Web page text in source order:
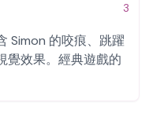
3
Simon 的咬痕、跳躍
覺效果。經典遊戲的